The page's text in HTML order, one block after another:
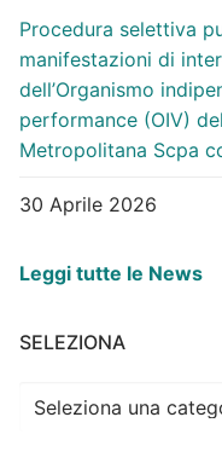
Procedura selettiva
manifestazioni di
dell’Organismo
performance (OIV)
Metropolitana Scpa
30 Aprile 2026
Leggi tutte le News
SELEZIONA
Seleziona